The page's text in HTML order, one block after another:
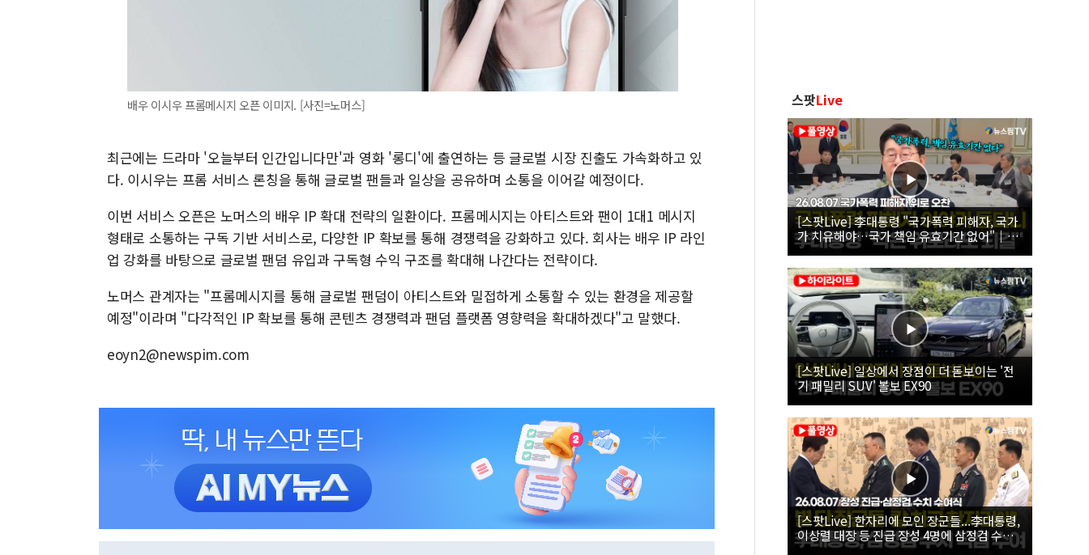
배우 이시우 프롬메시지 오픈 이미지. [사진=노머스]
최근에는 드라마 '오늘부터 인간입니다만'과 영화 '롱디'에 출연하는 등 글로벌 시장 진출도 가속화하고 있
다. 이시우는 프롬 서비스 론칭을 통해 글로벌 팬들과 일상을 공유하며 소통을 이어갈 예정이다.
이번 서비스 오픈은 노머스의 배우 IP 확대 전략의 일환이다. 프롬메시지는 아티스트와 팬이 1대1 메시지
형태로 소통하는 구독 기반 서비스로, 다양한 IP 확보를 통해 경쟁력을 강화하고 있다. 회사는 배우 IP 라인
업 강화를 바탕으로 글로벌 팬덤 유입과 구독형 수익 구조를 확대해 나간다는 전략이다.
노머스 관계자는 "프롬메시지를 통해 글로벌 팬덤이 아티스트와 밀접하게 소통할 수 있는 환경을 제공할
예정"이라며 "다각적인 IP 확보를 통해 콘텐츠 경쟁력과 팬덤 플랫폼 영향력을 확대하겠다"고 말했다.
eoyn2@newspim.com
스팟Live
[스팟Live] 李대통령 "국가폭력 피해자, 국가
가 치유해야…국가 책임 유효기간 없어"｜
26.08.07 국가폭력 피해자 위로 오찬
[스팟Live] 일상에서 장점이 더 돋보이는 '전
기 패밀리 SUV' 볼보 EX90
[스팟Live] 한자리에 모인 장군들...李대통령,
이상렬 대장 등 진급 장성 4명에 삼정검 수치
직접 수여｜26.08.07 장성 진급·삼정검 수치